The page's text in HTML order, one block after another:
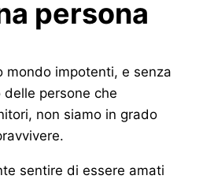
persona
mondo impotenti, e senza
persone che
non siamo in grado
sentire di essere amati